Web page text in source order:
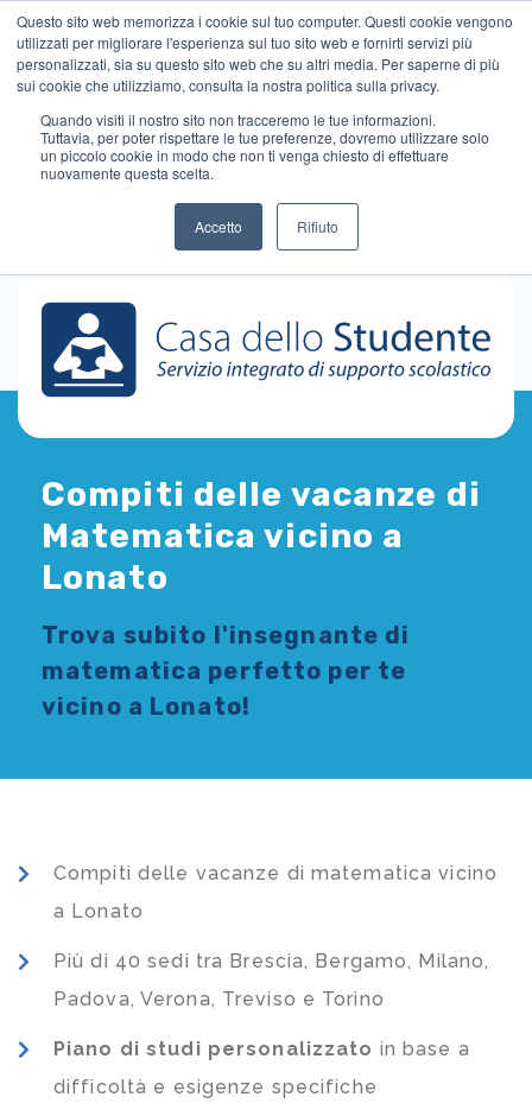
Questo sito web memorizza i cookie sul tuo computer. Questi cookie vengono
utilizzati per migliorare l'esperienza sul tuo sito web e fornirti servizi più
personalizzati, sia su questo sito web che su altri media. Per saperne di più
sui cookie che utilizziamo, consulta la nostra politica sulla privacy.
Quando visiti il ​​nostro sito non tracceremo le tue informazioni.
Tuttavia, per poter rispettare le tue preferenze, dovremo utilizzare solo
un piccolo cookie in modo che non ti venga chiesto di effettuare
nuovamente questa scelta.
Accetto Rifiuto
Compiti delle vacanze di
Matematica vicino a
Lonato
Trova subito l'insegnante di
matematica perfetto per te
vicino a Lonato!
Compiti delle vacanze di matematica vicino
a Lonato
Più di 40 sedi tra Brescia, Bergamo, Milano,
Padova, Verona, Treviso e Torino
Piano di studi personalizzato in base a
difficoltà e esigenze specifiche